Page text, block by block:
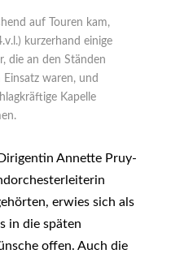
auf Touren kam,
kurzerhand einige
die an den Ständen
Einsatz waren, und
Kapelle
Annette Pruy-
erwies sich als
in die späten
offen. Auch die